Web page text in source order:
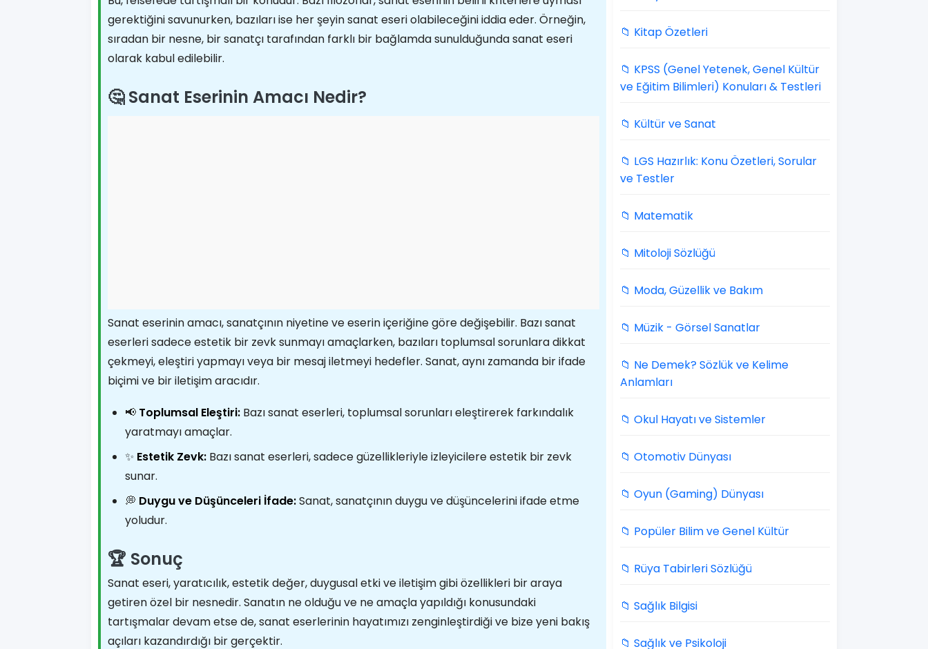
gerektiğini savunurken, bazıları ise her şeyin sanat eseri olabileceğini iddia eder. Örneğin,
sıradan bir nesne, bir sanatçı tarafından farklı bir bağlamda sunulduğunda sanat eseri
olarak kabul edilebilir.
🤔 Sanat Eserinin Amacı Nedir?
Sanat eserinin amacı, sanatçının niyetine ve eserin içeriğine göre değişebilir. Bazı sanat
eserleri sadece estetik bir zevk sunmayı amaçlarken, bazıları toplumsal sorunlara dikkat
çekmeyi, eleştiri yapmayı veya bir mesaj iletmeyi hedefler. Sanat, aynı zamanda bir ifade
biçimi ve bir iletişim aracıdır.
📢 Toplumsal Eleştiri: Bazı sanat eserleri, toplumsal sorunları eleştirerek farkındalık
yaratmayı amaçlar.
✨ Estetik Zevk: Bazı sanat eserleri, sadece güzellikleriyle izleyicilere estetik bir zevk
sunar.
💭 Duygu ve Düşünceleri İfade:Sanat, sanatçının duygu ve düşüncelerini ifade etme
yoludur.
🏆 Sonuç
Sanat eseri, yaratıcılık, estetik değer, duygusal etki ve iletişim gibi özellikleri bir araya
getiren özel bir nesnedir. Sanatın ne olduğu ve ne amaçla yapıldığı konusundaki
tartışmalar devam etse de, sanat eserlerinin hayatımızı zenginleştirdiği ve bize yeni bakış
açıları kazandırdığı bir gerçektir.
📁 Kitap Özetleri
📁 KPSS (Genel Yetenek, Genel Kültür
ve Eğitim Bilimleri) Konuları & Testleri
📁 Kültür ve Sanat
📁 LGS Hazırlık: Konu Özetleri, Sorular
ve Testler
📁 Matematik
📁 Mitoloji Sözlüğü
📁 Moda, Güzellik ve Bakım
📁 Müzik - Görsel Sanatlar
📁 Ne Demek? Sözlük ve Kelime
Anlamları
📁 Okul Hayatı ve Sistemler
📁 Otomotiv Dünyası
📁 Oyun (Gaming) Dünyası
📁 Popüler Bilim ve Genel Kültür
📁 Rüya Tabirleri Sözlüğü
📁 Sağlık Bilgisi
📁 Sağlık ve Psikoloji